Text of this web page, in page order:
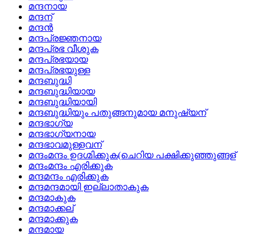
മന്ദനായ
മന്ദന്
മന്ദന്‍
മന്ദപ്രജ്ഞനായ
മന്ദപ്രഭ വീശുക
മന്ദപ്രഭയായ
മന്ദപ്രഭയുള്ള
മന്ദബുദ്ധി
മന്ദബുദ്ധിയായ
മന്ദബുദ്ധിയായി
മന്ദബുദ്ധിയും പതുങ്ങനുമായ മനുഷ്യന്
മന്ദഭാഗ്യ
മന്ദഭാഗ്യനായ
മന്ദഭാവമുള്ളവന്
മന്ദംമന്ദം ഉദഗ്മിക്കുക(ചെറിയ പക്ഷിക്കുഞ്ഞുങ്ങള്
മന്ദംമന്ദം എരിക്കുക
മന്ദമന്ദം എരിക്കുക
മന്ദമന്ദമായി ഇല്ലാതാകുക
മന്ദമാകുക
മന്ദമാക്കല്
മന്ദമാക്കുക
മന്ദമായ